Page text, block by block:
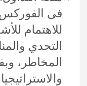
فى الفوركس
للاهتمام
التحدي
المخاطر،